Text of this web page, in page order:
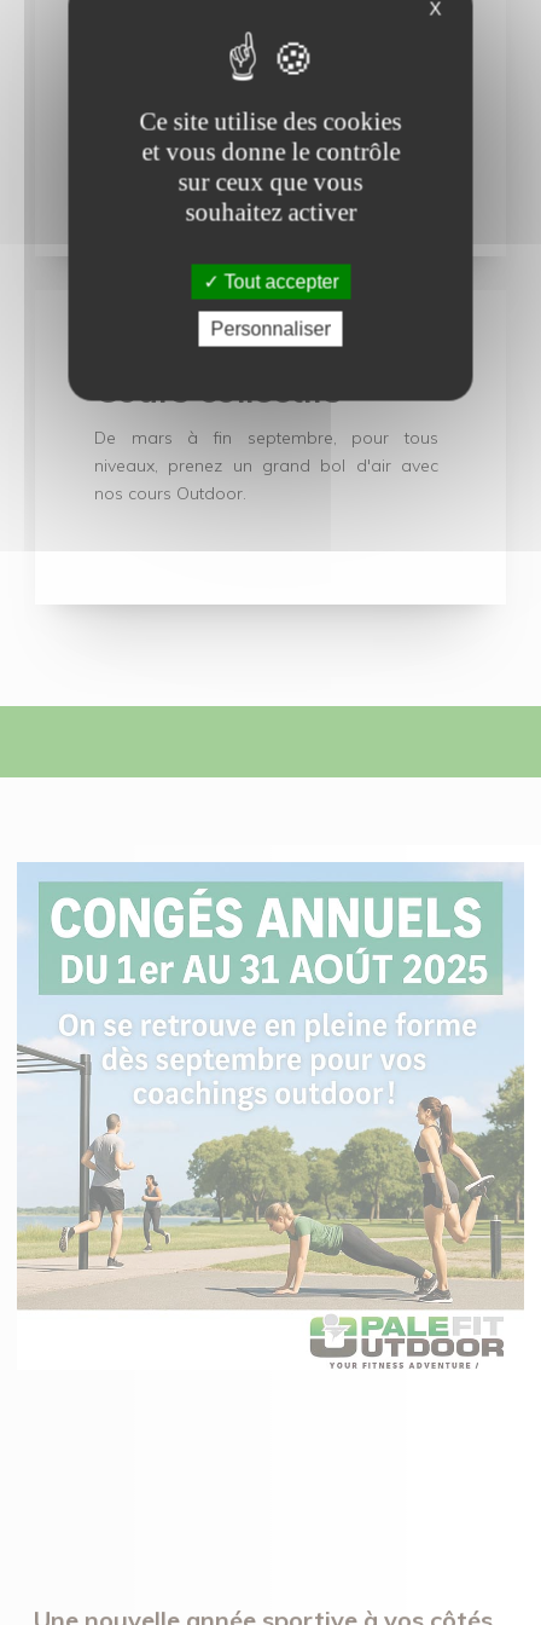
Séminaire et team-
Faites confiance à OpaleFitOutdoor et
créez la cohésion de votre équipe autour
d'une activité unique.
Cours collectifs
De mars à fin septembre, pour tous
niveaux, prenez un grand bol d'air avec
nos cours Outdoor.
Une nouvelle année sportive à vos côtés
X
Ce site utilise des cookies
et vous donne le contrôle
sur ceux que vous
souhaitez activer
Tout accepter
Personnaliser